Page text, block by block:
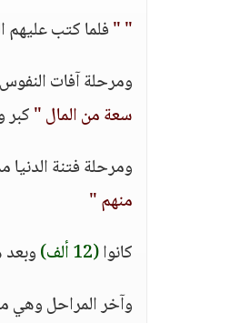
" "فلما كتب عليهم
ومرحلة آفات
سعة من المال "
ومرحلة فتنة الدنيا
منهم "
كانوا(12 ألف)
وآخر المراحل وهي